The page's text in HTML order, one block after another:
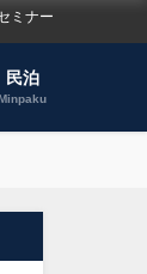
ミナー
民泊